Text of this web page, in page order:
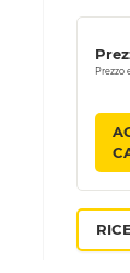
Prezzo